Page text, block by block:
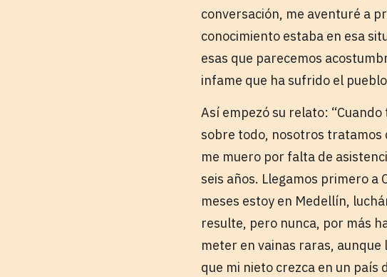
conversación, me aventuré a
conocimiento estaba en esa
esas que parecemos
infame que ha sufrido el
Así empezó su relato:
sobre todo, nosotros tratamos
me muero por falta de
seis años. Llegamos primero a
meses estoy en Medellín,
resulte, pero nunca, por más
meter en vainas raras,
que mi nieto crezca en un país